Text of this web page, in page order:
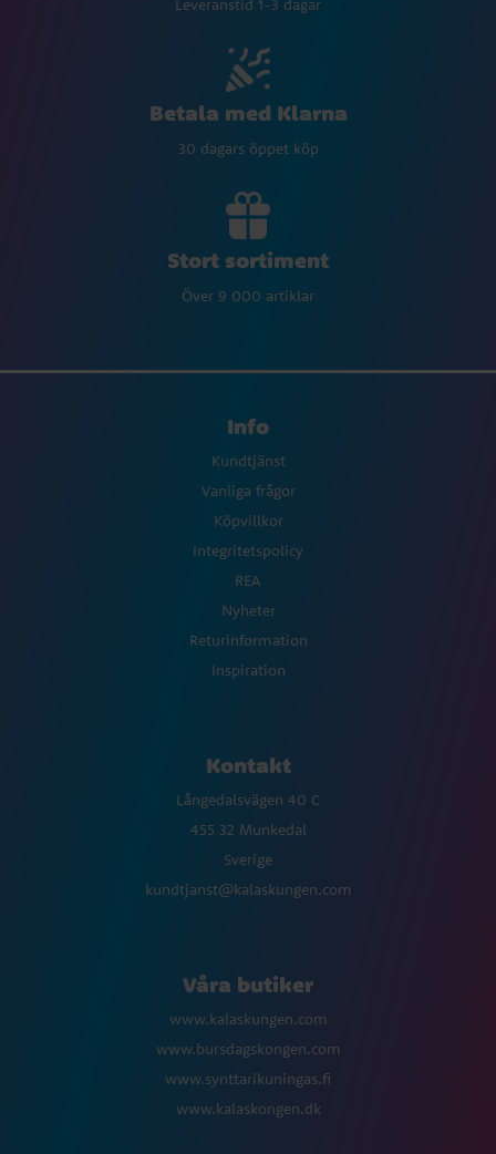
Leveranstid 1-3 dagar
Betala med Klarna
30 dagars öppet köp
Stort sortiment
Över 9 000 artiklar
Info
Kundtjänst
Vanliga frågor
Köpvillkor
Integritetspolicy
REA
Nyheter
Returinformation
Inspiration
Kontakt
Långedalsvägen 40 C
455 32 Munkedal
Sverige
kundtjanst@kalaskungen.com
Våra butiker
www.kalaskungen.com
www.bursdagskongen.com
www.synttarikuningas.fi
www.kalaskongen.dk